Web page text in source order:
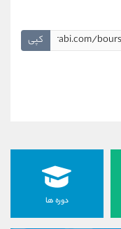
کپی
دوره ها